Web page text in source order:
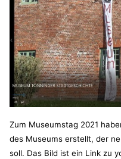
Zum Museumstag 2021
des Museums erstellt, der
soll. Das Bild ist ein Link zu